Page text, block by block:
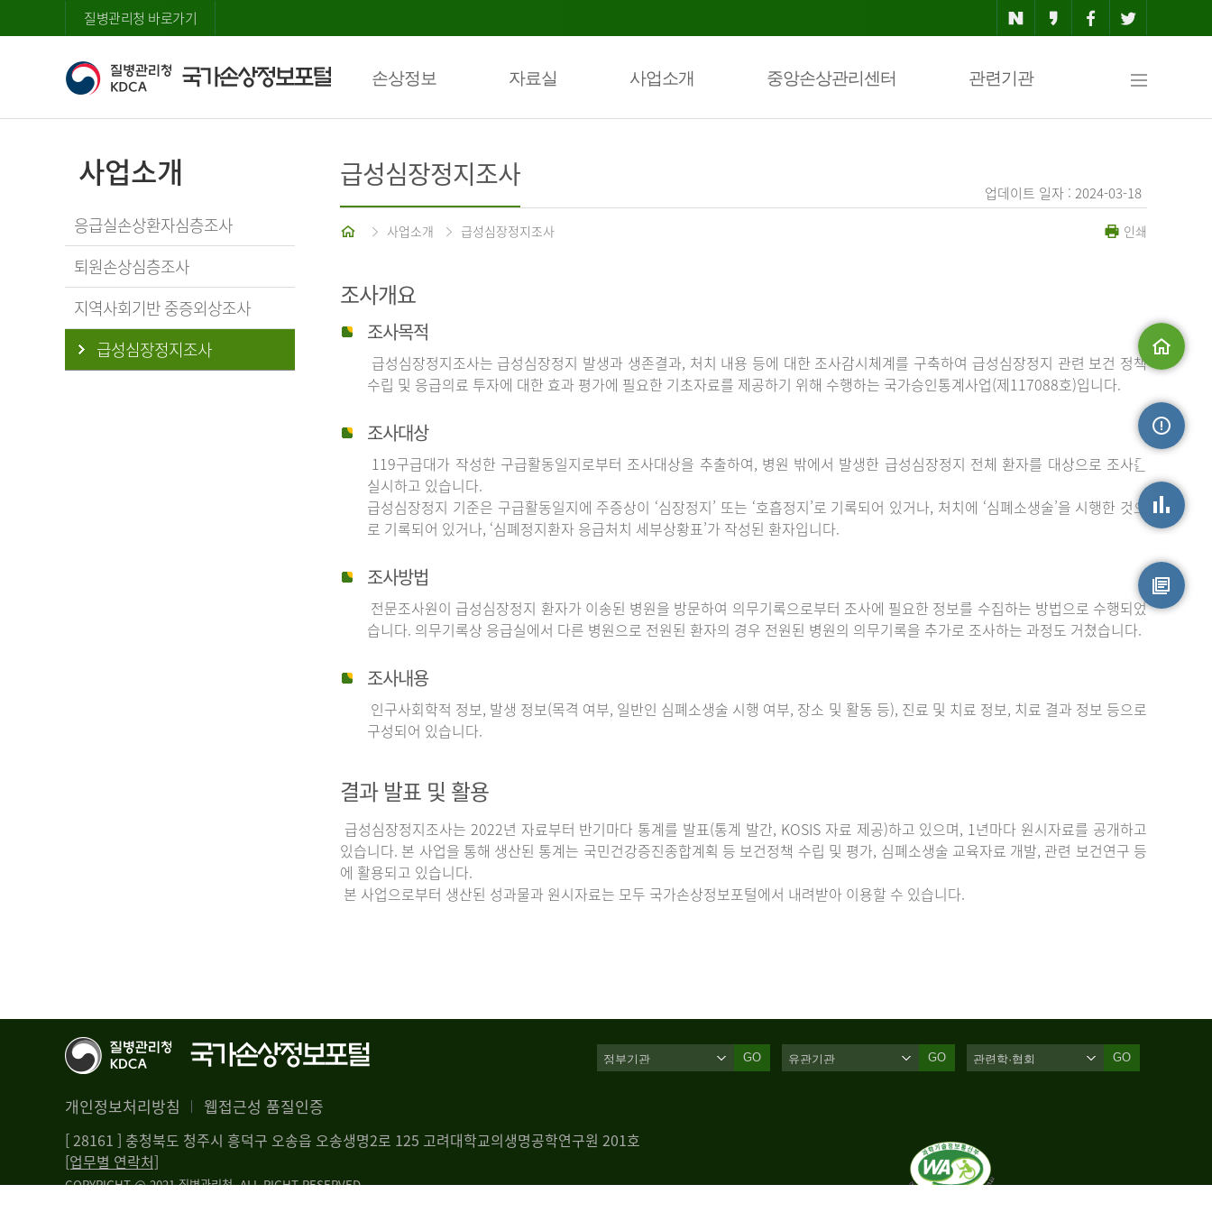
질병관리청 바로가기
손상정보 자료실 사업소개 중앙손상관리센터 관련기관
맵
사업소개
응급실손상환자심층조사
퇴원손상심층조사
지역사회기반 중증외상조사
급성심장정지조사
업데이트 일자 : 2024-03-18
급성심장정지조사
홈 사업소개 급성심장정지조사 인쇄
조사개요
조사목적
급성심장정지조사는 급성심장정지 발생과 생존결과, 처치 내용 등에 대한 조사감시체계를 구축하여 급성심장정지 관련 보건 정책
수립 및 응급의료 투자에 대한 효과 평가에 필요한 기초자료를 제공하기 위해 수행하는 국가승인통계사업(제117088호)입니다.
조사대상
119구급대가 작성한 구급활동일지로부터 조사대상을 추출하여, 병원 밖에서 발생한 급성심장정지 전체 환자를 대상으로 조사를
실시하고 있습니다.
급성심장정지 기준은 구급활동일지에 주증상이 ‘심장정지’ 또는 ‘호흡정지’로 기록되어 있거나, 처치에 ‘심폐소생술’을 시행한 것으
로 기록되어 있거나, ‘심폐정지환자 응급처치 세부상황표’가 작성된 환자입니다.
조사방법
전문조사원이 급성심장정지 환자가 이송된 병원을 방문하여 의무기록으로부터 조사에 필요한 정보를 수집하는 방법으로 수행되었
습니다. 의무기록상 응급실에서 다른 병원으로 전원된 환자의 경우 전원된 병원의 의무기록을 추가로 조사하는 과정도 거쳤습니다.
조사내용
인구사회학적 정보, 발생 정보(목격 여부, 일반인 심폐소생술 시행 여부, 장소 및 활동 등), 진료 및 치료 정보, 치료 결과 정보 등으로
구성되어 있습니다.
결과 발표 및 활용
급성심장정지조사는 2022년 자료부터 반기마다 통계를 발표(통계 발간, KOSIS 자료 제공)하고 있으며, 1년마다 원시자료를 공개하고
있습니다. 본 사업을 통해 생산된 통계는 국민건강증진종합계획 등 보건정책 수립 및 평가, 심폐소생술 교육자료 개발, 관련 보건연구 등
에 활용되고 있습니다.
본 사업으로부터 생산된 성과물과 원시자료는 모두 국가손상정보포털에서 내려받아 이용할 수 있습니다.
개인정보처리방침 웹접근성 품질인증
GO GO GO
[ 28161 ] 충청북도 청주시 흥덕구 오송읍 오송생명2로 125 고려대학교의생명공학연구원 201호
[업무별 연락처]
COPYRIGHT @ 2021 질병관리청. ALL RIGHT RESERVED
손상정보
원시자료